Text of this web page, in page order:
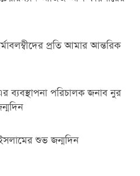
প্রতি আমার আন্তরিক
ব্যবস্থাপনা পরিচালক জনাব নুর
শুভ জন্মদিন